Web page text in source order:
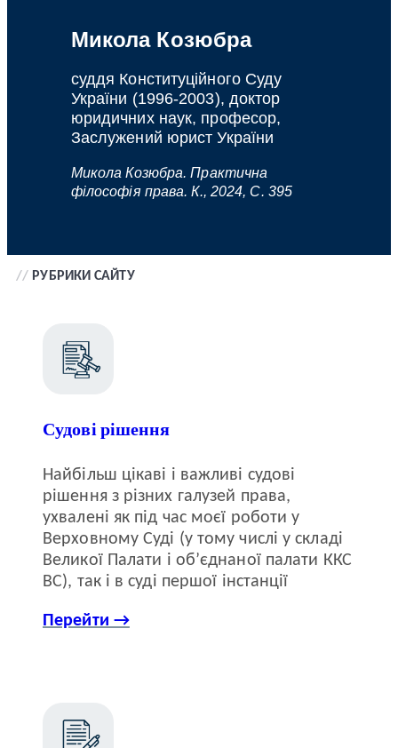
Микола Козюбра
суддя Конституційного Суду
України (1996-2003), доктор
юридичних наук, професор,
Заслужений юрист України
Микола Козюбра. Практична
філософія права. К., 2024, С. 395
// РУБРИКИ САЙТУ
Судові рішення
Найбільш цікаві і важливі судові
рішення з різних галузей права,
ухвалені як під час моєї роботи у
Верховному Суді (у тому числі у складі
Великої Палати і об’єднаної палати ККС
ВС), так і в суді першої інстанції
Перейти →